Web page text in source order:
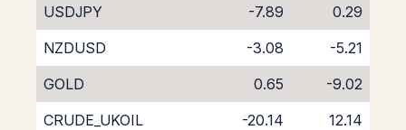
USDJPY
-7.89
0.29
NZDUSD
-3.08
-5.21
GOLD
0.65
-9.02
CRUDE_UKOIL
-20.14
12.14